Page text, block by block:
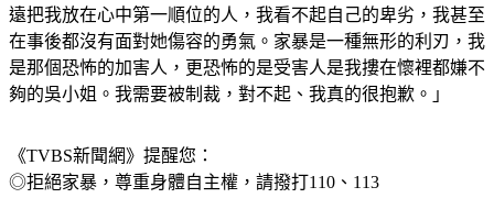
遠把我放在心中第一順位的人，我看不起自己的卑劣，我甚至
在事後都沒有面對她傷容的勇氣。家暴是一種無形的利刃，我
是那個恐怖的加害人，更恐怖的是受害人是我摟在懷裡都嫌不
夠的吳小姐。我需要被制裁，對不起、我真的很抱歉。」
《TVBS新聞網》提醒您：
◎拒絕家暴，尊重身體自主權，請撥打110、113